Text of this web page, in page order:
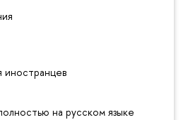
иностранцев
на русском языке